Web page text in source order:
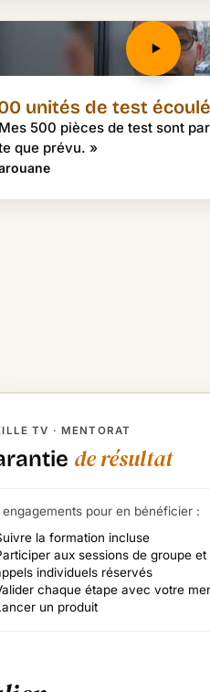
unités de test
500 pièces de test sont
que prévu. »
TV · MENTORAT
de résultat
engagements pour en bénéficier :
la formation incluse
aux sessions de groupe
individuels réservés
chaque étape avec votre
un produit